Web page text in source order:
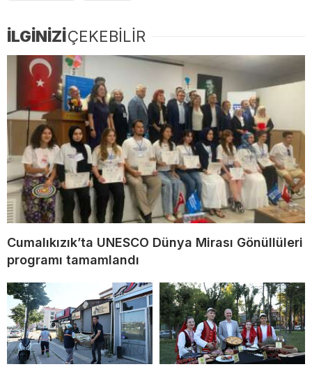
İLGİNİZİÇEKEBİLİR
Cumalıkızık’ta UNESCO Dünya Mirası Gönüllüleri
programı tamamlandı